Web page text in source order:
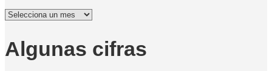
Archivo
Películas
Algunas cifras